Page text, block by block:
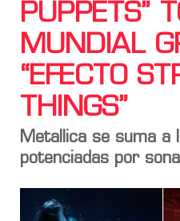
PUPPETS”
MUNDIAL
“EFECTO
THINGS”
Metallica se suma a
potenciadas por